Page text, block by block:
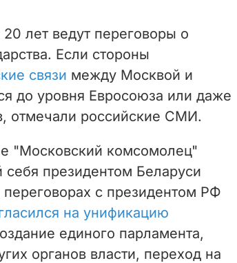
лет ведут переговоры о
Если стороны
связи между Москвой и
до уровня Евросоюза или даже
отмечали российские СМИ.
"Московский комсомолец"
президентом Беларуси
с президентом РФ
на унификацию
единого парламента,
органов власти, переход на